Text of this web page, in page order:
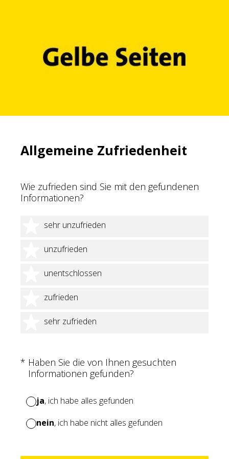
Allgemeine Zufriedenheit
Wie zufrieden sind Sie mit den gefundenen
Informationen?
sehr unzufrieden
1 Stern
unzufrieden
2 Sterne
unentschlossen
3 Sterne
zufrieden
4 Sterne
sehr zufrieden
5 Sterne
* Haben Sie die von Ihnen gesuchten
Informationen gefunden?
(Erforderlich.)
ja, ich habe alles gefunden
nein, ich habe nicht alles gefunden